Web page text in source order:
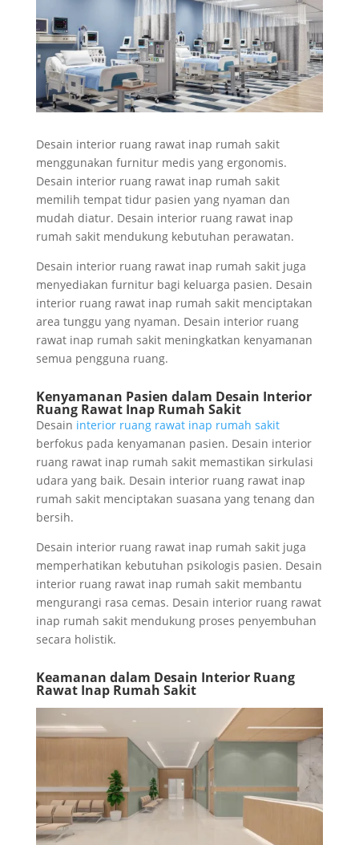
Desain interior ruang rawat inap rumah sakit
menggunakan furnitur medis yang ergonomis.
Desain interior ruang rawat inap rumah sakit
memilih tempat tidur pasien yang nyaman dan
mudah diatur. Desain interior ruang rawat inap
rumah sakit mendukung kebutuhan perawatan.
Desain interior ruang rawat inap rumah sakit juga
menyediakan furnitur bagi keluarga pasien. Desain
interior ruang rawat inap rumah sakit menciptakan
area tunggu yang nyaman. Desain interior ruang
rawat inap rumah sakit meningkatkan kenyamanan
semua pengguna ruang.
Kenyamanan Pasien dalam Desain Interior
Ruang Rawat Inap Rumah Sakit
Desain interior ruang rawat inap rumah sakit
berfokus pada kenyamanan pasien. Desain interior
ruang rawat inap rumah sakit memastikan sirkulasi
udara yang baik. Desain interior ruang rawat inap
rumah sakit menciptakan suasana yang tenang dan
bersih.
Desain interior ruang rawat inap rumah sakit juga
memperhatikan kebutuhan psikologis pasien. Desain
interior ruang rawat inap rumah sakit membantu
mengurangi rasa cemas. Desain interior ruang rawat
inap rumah sakit mendukung proses penyembuhan
secara holistik.
Keamanan dalam Desain Interior Ruang
Rawat Inap Rumah Sakit